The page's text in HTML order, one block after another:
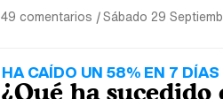
49 comentarios |Sábado 29
HA CAÍDO UN 58% EN 7 DÍAS
¿Qué ha sucedido